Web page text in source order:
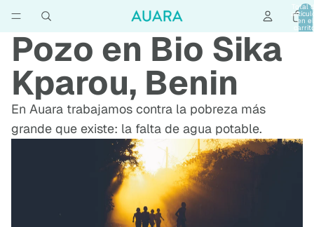
Total
en el
0
Pozo en Bio Sika
Kparou, Benin
En Auara trabajamos contra la pobreza más
grande que existe: la falta de agua potable.